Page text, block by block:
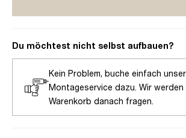
Du möchtest nicht selbst aufbauen?
Kein Problem, buche einfach
Montageservice dazu. Wir werden
Warenkorb danach fragen.